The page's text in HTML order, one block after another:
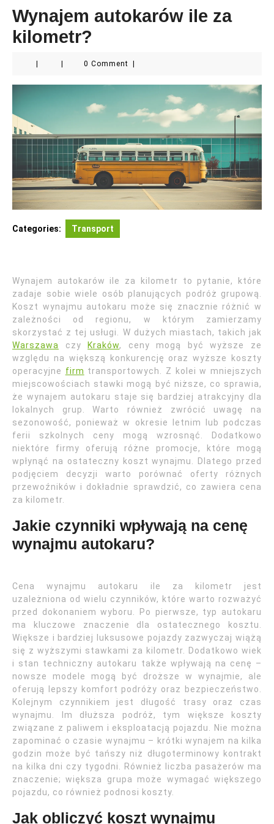
Wynajem autokarów ile za
kilometr?
0 Comment
Categories: Transport
Wynajem autokarów ile za kilometr to pytanie, które
zadaje sobie wiele osób planujących podróż grupową.
Koszt wynajmu autokaru może się znacznie różnić w
zależności od regionu, w którym zamierzamy
skorzystać z tej usługi. W dużych miastach, takich jak
Warszawa
czy Kraków, ceny mogą być wyższe ze
względu na większą konkurencję oraz wyższe koszty
operacyjne firm transportowych. Z kolei w mniejszych
miejscowościach stawki mogą być niższe, co sprawia,
że wynajem autokaru staje się bardziej atrakcyjny dla
lokalnych grup. Warto również zwrócić uwagę na
sezonowość, ponieważ w okresie letnim lub podczas
ferii szkolnych ceny mogą wzrosnąć. Dodatkowo
niektóre firmy oferują różne promocje, które mogą
wpłynąć na ostateczny koszt wynajmu. Dlatego przed
podjęciem decyzji warto porównać oferty różnych
przewoźników i dokładnie sprawdzić, co zawiera cena
za kilometr.
Jakie czynniki wpływają na cenę
wynajmu autokaru?
Cena wynajmu autokaru ile za kilometr jest
uzależniona od wielu czynników, które warto rozważyć
przed dokonaniem wyboru. Po pierwsze, typ autokaru
ma kluczowe znaczenie dla ostatecznego kosztu.
Większe i bardziej luksusowe pojazdy zazwyczaj wiążą
się z wyższymi stawkami za kilometr. Dodatkowo wiek
i stan techniczny autokaru także wpływają na cenę –
nowsze modele mogą być droższe w wynajmie, ale
oferują lepszy komfort podróży oraz bezpieczeństwo.
Kolejnym czynnikiem jest długość trasy oraz czas
wynajmu. Im dłuższa podróż, tym większe koszty
związane z paliwem i eksploatacją pojazdu. Nie można
zapominać o czasie wynajmu – krótki wynajem na kilka
godzin może być tańszy niż długoterminowy kontrakt
na kilka dni czy tygodni. Również liczba pasażerów ma
znaczenie; większa grupa może wymagać większego
pojazdu, co również podnosi koszty.
Jak obliczyć koszt wynajmu